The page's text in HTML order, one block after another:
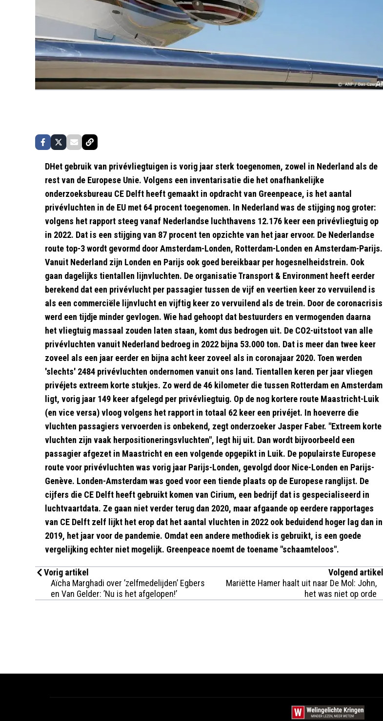
DHet gebruik van privévliegtuigen is vorig jaar sterk toegenomen, zowel in Nederland als de
rest van de Europese Unie. Volgens een inventarisatie die het onafhankelijke
onderzoeksbureau CE Delft heeft gemaakt in opdracht van Greenpeace, is het aantal
privévluchten in de EU met 64 procent toegenomen. In Nederland was de stijging nog groter:
volgens het rapport steeg vanaf Nederlandse luchthavens 12.176 keer een privévliegtuig op
in 2022. Dat is een stijging van 87 procent ten opzichte van het jaar ervoor. De Nederlandse
route top-3 wordt gevormd door Amsterdam-Londen, Rotterdam-Londen en Amsterdam-Parijs.
Vanuit Nederland zijn Londen en Parijs ook goed bereikbaar per hogesnelheidstrein. Ook
gaan dagelijks tientallen lijnvluchten. De organisatie Transport & Environment heeft eerder
berekend dat een privévlucht per passagier tussen de vijf en veertien keer zo vervuilend is
als een commerciële lijnvlucht en vijftig keer zo vervuilend als de trein. Door de coronacrisis
werd een tijdje minder gevlogen. Wie had gehoopt dat bestuurders en vermogenden daarna
het vliegtuig massaal zouden laten staan, komt dus bedrogen uit. De CO2-uitstoot van alle
privévluchten vanuit Nederland bedroeg in 2022 bijna 53.000 ton. Dat is meer dan twee keer
zoveel als een jaar eerder en bijna acht keer zoveel als in coronajaar 2020. Toen werden
'slechts' 2484 privévluchten ondernomen vanuit ons land. Tientallen keren per jaar vliegen
privéjets extreem korte stukjes. Zo werd de 46 kilometer die tussen Rotterdam en Amsterdam
ligt, vorig jaar 149 keer afgelegd per privévliegtuig. Op de nog kortere route Maastricht-Luik
(en vice versa) vloog volgens het rapport in totaal 62 keer een privéjet. In hoeverre die
vluchten passagiers vervoerden is onbekend, zegt onderzoeker Jasper Faber. "Extreem korte
vluchten zijn vaak herpositioneringsvluchten", legt hij uit. Dan wordt bijvoorbeeld een
passagier afgezet in Maastricht en een volgende opgepikt in Luik. De populairste Europese
route voor privévluchten was vorig jaar Parijs-Londen, gevolgd door Nice-Londen en Parijs-
Genève. Londen-Amsterdam was goed voor een tiende plaats op de Europese ranglijst. De
cijfers die CE Delft heeft gebruikt komen van Cirium, een bedrijf dat is gespecialiseerd in
luchtvaartdata. Ze gaan niet verder terug dan 2020, maar afgaande op eerdere rapportages
van CE Delft zelf lijkt het erop dat het aantal vluchten in 2022 ook beduidend hoger lag dan in
2019, het jaar voor de pandemie. Omdat een andere methodiek is gebruikt, is een goede
vergelijking echter niet mogelijk. Greenpeace noemt de toename "schaamteloos".
Vorig artikel
Aïcha Marghadi over ’zelfmedelijden’ Egbers
en Van Gelder: ’Nu is het afgelopen!’
Volgend artikel
Mariëtte Hamer haalt uit naar De Mol: John,
het was niet op orde